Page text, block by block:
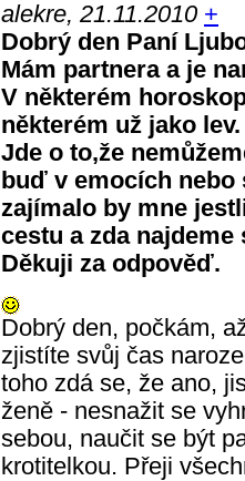
alekre, 21.11.2010 +
Dobrý den Paní
Mám partnera a je
V některém
některém už jako lev.
Jde o to,že
buď v emocích
zajímalo by mne
cestu a zda
Děkuji za odpověď.
Dobrý den, počkám,
zjistíte svůj čas
toho zdá se, že ano,
ženě - nesnažit se
sebou, naučit se být
krotitelkou. Přeji